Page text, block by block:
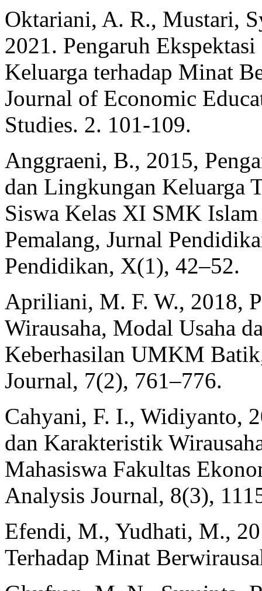
Oktariani, A. R., Mustari,
2021. Pengaruh
Keluarga terhadap Minat
Journal of Economic
Studies. 2. 101-109.
Anggraeni, B., 2015,
dan Lingkungan Keluarga
Siswa Kelas XI SMK
Pemalang, Jurnal
Pendidikan, X(1), 42–52.
Apriliani, M. F. W., 2018,
Wirausaha, Modal Usaha
Keberhasilan UMKM
Journal, 7(2), 761–776.
Cahyani, F. I., Widiyanto,
dan Karakteristik
Mahasiswa Fakultas
Analysis Journal, 8(3),
Efendi, M., Yudhati, M.,
Terhadap Minat